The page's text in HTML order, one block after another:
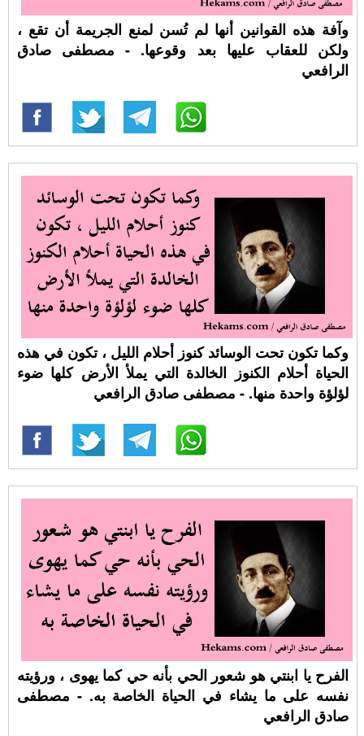
وآفة هذه القوانين أنها لم تُسن لمنع الجريمة أن تقع ،
ولكن للعقاب عليها بعد وقوعها. - مصطفى صادق
الرافعي
وكما تكون تحت الوسائد كنوز أحلام الليل ، تكون في هذه
الحياة أحلام الكنوز الخالدة التي يملأ الأرض كلها ضوء
لؤلؤة واحدة منها. - مصطفى صادق الرافعي
الفرح يا ابنتي هو شعور الحي بأنه حي كما يهوى ، ورؤيته
نفسه على ما يشاء في الحياة الخاصة به. - مصطفى
صادق الرافعي